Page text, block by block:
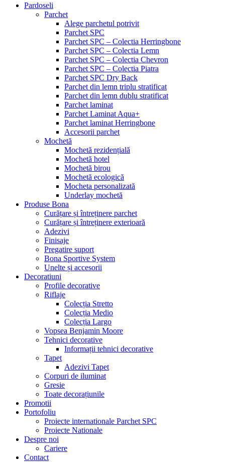
Pardoseli
Parchet
Alege parchetul potrivit
Parchet SPC
Parchet SPC – Colectia Herringbone
Parchet SPC – Colectia Lemn
Parchet SPC – Colectia Chevron
Parchet SPC – Colectia Piatra
Parchet SPC Dry Back
Parchet din lemn triplu stratificat
Parchet din lemn dublu stratificat
Parchet laminat
Parchet Laminat Aqua+
Parchet laminat Herringbone
Accesorii parchet
Mochetă
Mochetă rezidențială
Mochetă hotel
Mochetă birou
Mochetă ecologică
Mocheta personalizată
Underlay mochetă
Produse Bona
Curățare și întreținere parchet
Curățare și întreținere exterioară
Adezivi
Finisaje
Pregatire suport
Bona Sportive System
Unelte și accesorii
Decoratiuni
Profile decorative
Riflaje
Colecția Stretto
Colecția Medio
Colecția Largo
Vopsea Benjamin Moore
Tehnici decorative
Informații tehnici decorative
Tapet
Adezivi Tapet
Corpuri de iluminat
Gresie
Toate decorațiunile
Promotii
Portofoliu
Proiecte internationale Parchet SPC
Proiecte Nationale
Despre noi
Cariere
Contact